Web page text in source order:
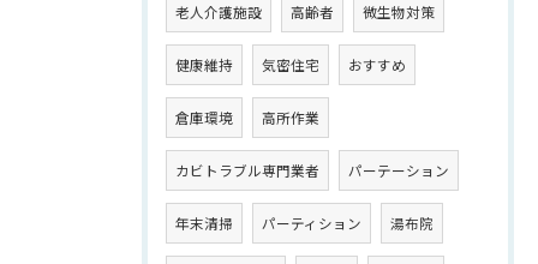
老人介護施設 高齢者 微生物対策
健康維持 気密住宅 おすすめ
倉庫環境 高所作業
カビトラブル専門業者 パーテーション
年末清掃 パーティション 湯布院